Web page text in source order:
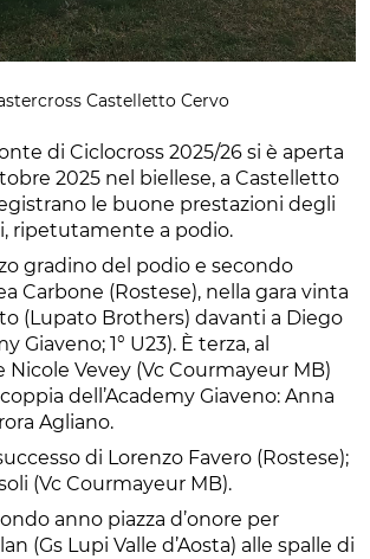
Castelletto Cervo
di Ciclocross 2025/26 si è aperta
2025 nel biellese, a Castelletto
le buone prestazioni degli
ripetutamente a podio.
gradino del podio e secondo
Carbone (Rostese), nella gara vinta
(Lupato Brothers) davanti a Diego
Giaveno; 1° U23). È terza, al
Vevey (Vc Courmayeur MB)
dell’Academy Giaveno: Anna
Agliano.
di Lorenzo Favero (Rostese);
(Vc Courmayeur MB).
anno piazza d’onore per
(Gs Lupi Valle d’Aosta) alle spalle di